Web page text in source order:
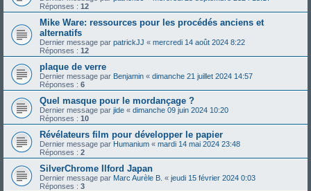
Réponses : 12
Mike Ware: ressources pour les procédés anciens et
alternatifs
Dernier message par patrickJJ « mercredi 14 août 2024 8:22
Réponses : 12
plaque de verre
Dernier message par Benjamin « dimanche 21 juillet 2024 14:57
Réponses : 6
Quel masque pour le mordançage ?
Dernier message par jide « dimanche 09 juin 2024 10:20
Réponses : 10
Révélateurs film pour développer le papier
Dernier message par Humanium « mardi 14 mai 2024 23:48
Réponses : 2
SilverChrome Ilford Japan
Dernier message par Marc Aurèle B. « jeudi 15 février 2024 0:03
Réponses : 3